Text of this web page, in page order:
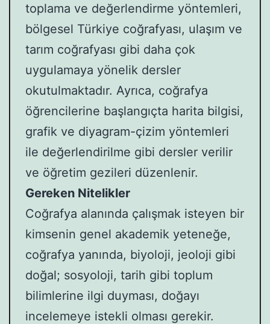
toplama ve değerlendirme yöntemleri,
bölgesel Türkiye coğrafyası, ulaşım ve
tarım coğrafyası gibi daha çok
uygulamaya yönelik dersler
okutulmaktadır. Ayrıca, coğrafya
öğrencilerine başlangıçta harita bilgisi,
grafik ve diyagram-çizim yöntemleri
ile değerlendirilme gibi dersler verilir
ve öğretim gezileri düzenlenir.
Gereken Nitelikler
Coğrafya alanında çalışmak isteyen bir
kimsenin genel akademik yeteneğe,
coğrafya yanında, biyoloji, jeoloji gibi
doğal; sosyoloji, tarih gibi toplum
bilimlerine ilgi duyması, doğayı
incelemeye istekli olması gerekir.